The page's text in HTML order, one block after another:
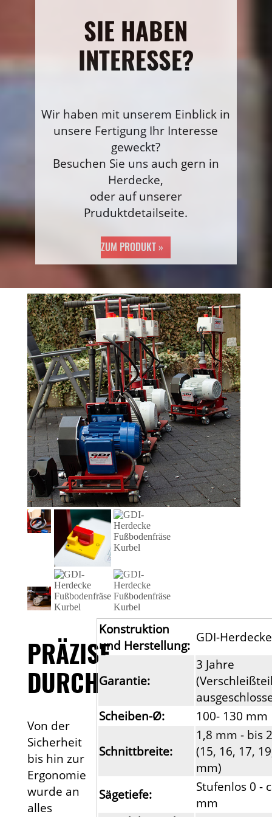
SIE HABEN
INTERESSE?
Wir haben mit unserem Einblick in
unsere Fertigung Ihr Interesse
geweckt?
Besuchen Sie uns auch gern in
Herdecke,
oder auf unserer
Pruduktdetailseite.
ZUM PRODUKT »
PRÄZISE
DURCHDACHT!
Von der
Sicherheit
bis hin zur
Ergonomie
wurde an
alles
Konstruktion
und Herstellung:
GDI-Herdecke
Garantie:
3 Jahre
Scheiben-Ø:
100- 130 mm
Schnittbreite:
1,8 mm - bis
(15, 16, 17,
mm)
Sägetiefe:
Stufenlos 0 -
mm